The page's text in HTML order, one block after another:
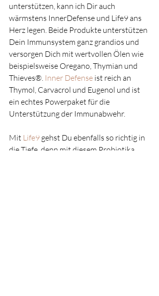
unterstützen, kann ich Dir auch
wärmstens InnerDefense und Life9 ans
Herz legen. Beide Produkte unterstützen
Dein Immunsystem ganz grandios und
versorgen Dich mit wertvollen Ölen wie
beispielsweise Oregano, Thymian und
Thieves®. Inner Defense ist reich an
Thymol, Carvacrol und Eugenol und ist
ein echtes Powerpaket für die
Unterstützung der Immunabwehr.
Mit Life9 gehst Du ebenfalls so richtig in
die Tiefe, denn mit diesem Probiotika